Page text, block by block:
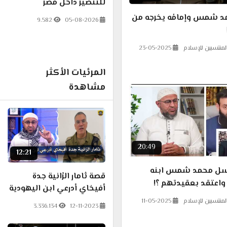
شمس وإمامُه يخرجه من
للإسلام
23-05-2025
20:49
محمد شمس ابنه
بعقيدتهم ؟!
للإسلام
11-05-2025
للتنصير داخل مصر
05-08-2026
9.582
المرئيات الأكثر
مشاهدة
12:21
قصة ثامار الرْانية جدة
أفيخاي أدرعي ابن اليهودية
12-11-2023
3.336.134